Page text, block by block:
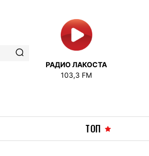
РАДИО ЛАКОСТА
103,3 FM
ТОП